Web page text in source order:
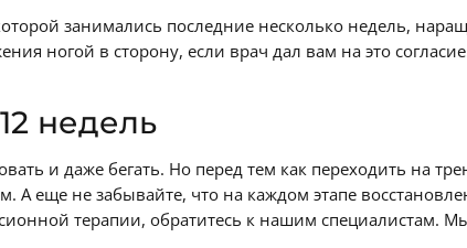
занимались последние несколько недель,
ногой в сторону, если врач дал вам на это
недель
и даже бегать. Но перед тем как переходить на
А еще не забывайте, что на каждом этапе
терапии, обратитесь к нашим специалистам.